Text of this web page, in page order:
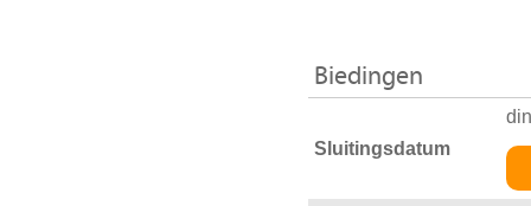
Biedingen
Sluitingsdatum